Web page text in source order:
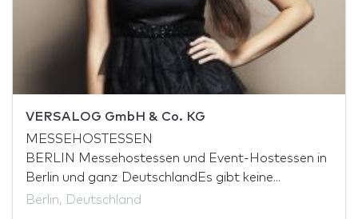
VERSALOG GmbH & Co. KG
MESSEHOSTESSEN
BERLIN Messehostessen und Event-Hostessen in
Berlin und ganz DeutschlandEs gibt keine...
Berlin, Deutschland